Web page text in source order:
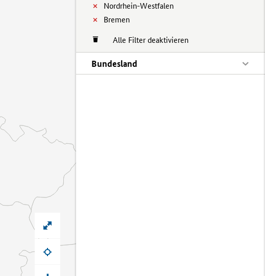
Nordrhein-Westfalen
Bremen
Alle Filter deaktivieren
Bundesland